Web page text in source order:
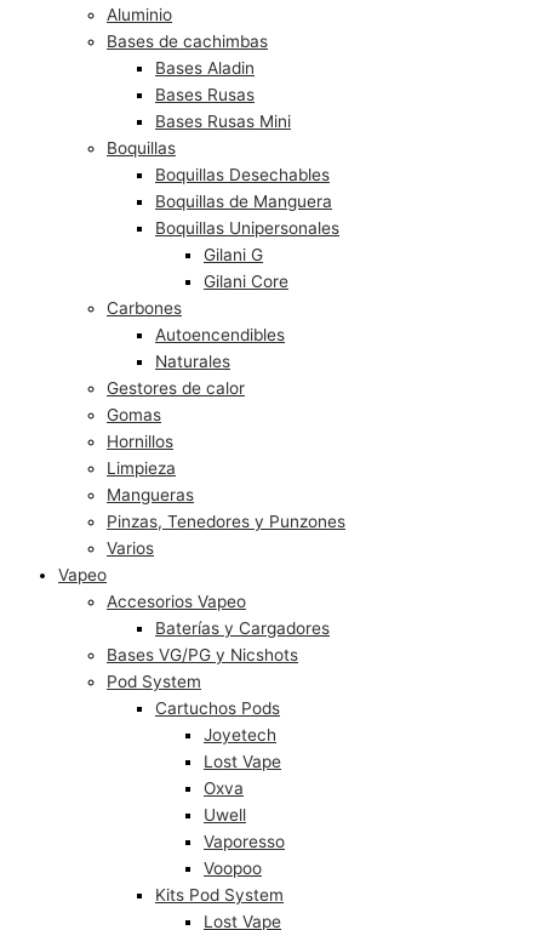
Aluminio
Bases de cachimbas
Bases Aladin
Bases Rusas
Bases Rusas Mini
Boquillas
Boquillas Desechables
Boquillas de Manguera
Boquillas Unipersonales
Gilani G
Gilani Core
Carbones
Autoencendibles
Naturales
Gestores de calor
Gomas
Hornillos
Limpieza
Mangueras
Pinzas, Tenedores y Punzones
Varios
Vapeo
Accesorios Vapeo
Baterías y Cargadores
Bases VG/PG y Nicshots
Pod System
Cartuchos Pods
Joyetech
Lost Vape
Oxva
Uwell
Vaporesso
Voopoo
Kits Pod System
Lost Vape